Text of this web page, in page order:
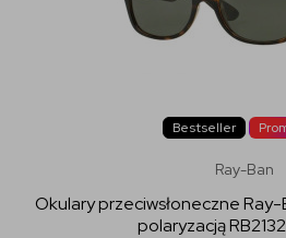
Bestseller
Ray-Ban
Okulary przeciwsłoneczne Ray-
polaryzacją